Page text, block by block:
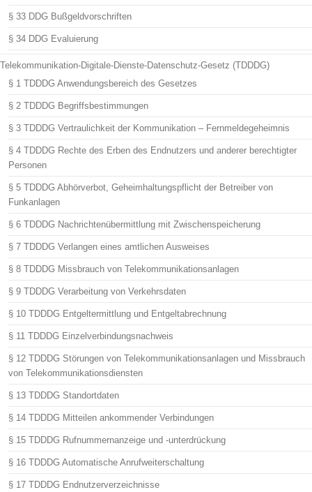
§ 33 DDG Bußgeldvorschriften
§ 34 DDG Evaluierung
Telekommunikation-Digitale-Dienste-Datenschutz-Gesetz (TDDDG)
§ 1 TDDDG Anwendungsbereich des Gesetzes
§ 2 TDDDG Begriffsbestimmungen
§ 3 TDDDG Vertraulichkeit der Kommunikation – Fernmeldegeheimnis
§ 4 TDDDG Rechte des Erben des Endnutzers und anderer berechtigter
Personen
§ 5 TDDDG Abhörverbot, Geheimhaltungspflicht der Betreiber von
Funkanlagen
§ 6 TDDDG Nachrichtenübermittlung mit Zwischenspeicherung
§ 7 TDDDG Verlangen eines amtlichen Ausweises
§ 8 TDDDG Missbrauch von Telekommunikationsanlagen
§ 9 TDDDG Verarbeitung von Verkehrsdaten
§ 10 TDDDG Entgeltermittlung und Entgeltabrechnung
§ 11 TDDDG Einzelverbindungsnachweis
§ 12 TDDDG Störungen von Telekommunikationsanlagen und Missbrauch
von Telekommunikationsdiensten
§ 13 TDDDG Standortdaten
§ 14 TDDDG Mitteilen ankommender Verbindungen
§ 15 TDDDG Rufnummernanzeige und -unterdrückung
§ 16 TDDDG Automatische Anrufweiterschaltung
§ 17 TDDDG Endnutzerverzeichnisse